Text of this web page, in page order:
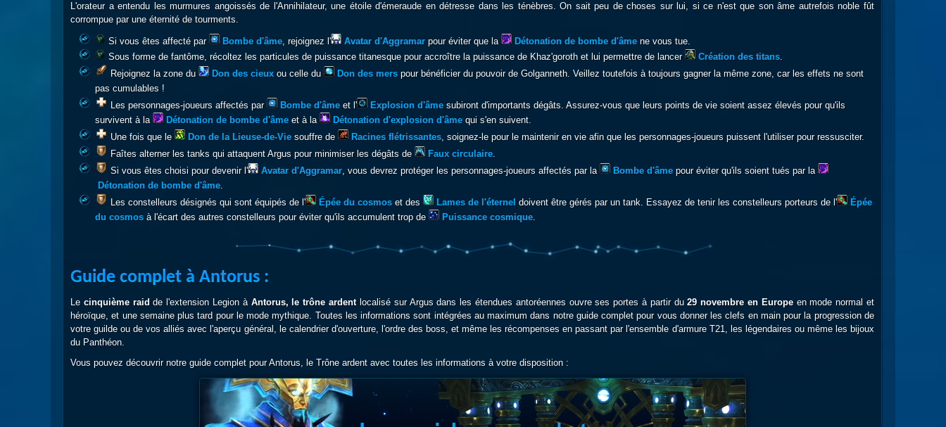
L'orateur a entendu les murmures angoissés de l'Annihilateur, une étoile d'émeraude en détresse dans les ténèbres. On sait peu de choses sur lui, si ce n'est que son âme autrefois noble fût
corrompue par une éternité de tourments.
Si vous êtes affecté par Bombe d'âme, rejoignez l' Avatar d'Aggramar pour éviter que la Détonation de bombe d'âme ne vous tue.
Sous forme de fantôme, récoltez les particules de puissance titanesque pour accroître la puissance de Khaz'goroth et lui permettre de lancer
Création des titans.
Rejoignez la zone du
Don des cieux ou celle du Don des mers pour bénéficier du pouvoir de Golganneth. Veillez toutefois à toujours gagner la même zone, car les effets ne sont
pas cumulables !
Les personnages-joueurs affectés par
Bombe d'âme et l' Explosion d'âme subiront d'importants dégâts. Assurez-vous que leurs points de vie soient assez élevés pour qu'ils
survivent à la
Détonation de bombe d'âme et à la Détonation d'explosion d'âme qui s'en suivent.
Une fois que le
Don de la Lieuse-de-Vie souffre de Racines flétrissantes, soignez-le pour le maintenir en vie afin que les personnages-joueurs puissent l'utiliser pour ressusciter.
Faîtes alterner les tanks qui attaquent Argus pour minimiser les dégâts de
Faux circulaire.
Si vous êtes choisi pour devenir l'
Avatar d'Aggramar, vous devrez protéger les personnages-joueurs affectés par la Bombe d'âme pour éviter qu'ils soient tués par la
Détonation de bombe d'âme.
Les constelleurs désignés qui sont équipés de l'
Épée du cosmos et des Lames de l'éternel doivent être gérés par un tank. Essayez de tenir les constelleurs porteurs de l'
Épée
du cosmos à l'écart des autres constelleurs pour éviter qu'ils accumulent trop de Puissance cosmique.
Guide complet à Antorus :
Le cinquième raid de l'extension Legion à Antorus, le trône ardentlocalisé sur Argus dans les étendues antoréennes ouvre ses portes à partir du29 novembre en Europeen mode normal et
héroïque, et une semaine plus tard pour le mode mythique. Toutes les informations sont intégrées au maximum dans notre guide complet pour vous donner les clefs en main pour la progression de
votre guilde ou de vos alliés avec l'aperçu général, le calendrier d'ouverture, l'ordre des boss, et même les récompenses en passant par l'ensemble d'armure T21, les légendaires ou même les bijoux
du Panthéon.
Vous pouvez découvrir notre guide complet pour Antorus, le Trône ardent avec toutes les informations à votre disposition :